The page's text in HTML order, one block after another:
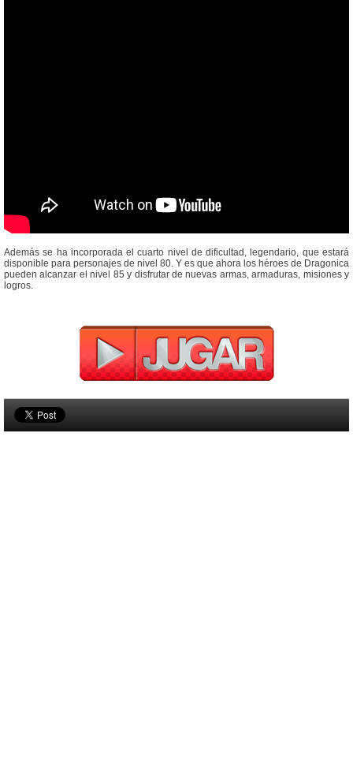
Además se ha incorporada el cuarto nivel de dificultad, legendario, que estará
disponible para personajes de nivel 80. Y es que ahora los héroes de Dragonica
pueden alcanzar el nivel 85 y disfrutar de nuevas armas, armaduras, misiones y
logros.